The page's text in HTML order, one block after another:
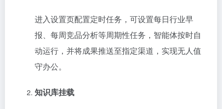
进入设置页配置定时任务，可设置每日行业早
报、每周竞品分析等周期性任务，智能体按时自
动运行，并将成果推送至指定渠道，实现无人值
守办公。
知识库挂载